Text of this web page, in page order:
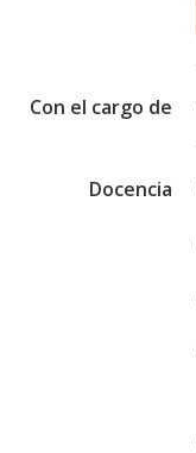
Con el cargo de
Docencia